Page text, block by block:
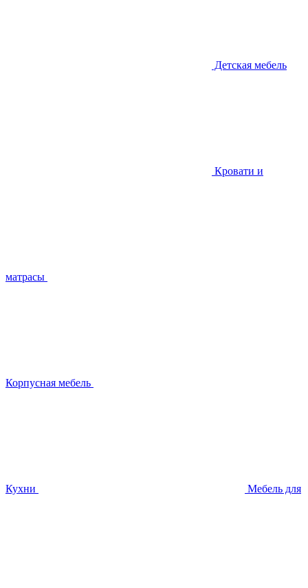
Детская мебель
Кровати и
матрасы
Корпусная мебель
Кухни Мебель для